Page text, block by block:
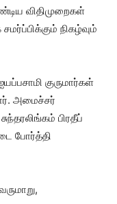
விதிமுறைகள்
நிகழ்வும்
குருமார்கள்
அமைச்சர்
பிரதீப்
போர்த்தி